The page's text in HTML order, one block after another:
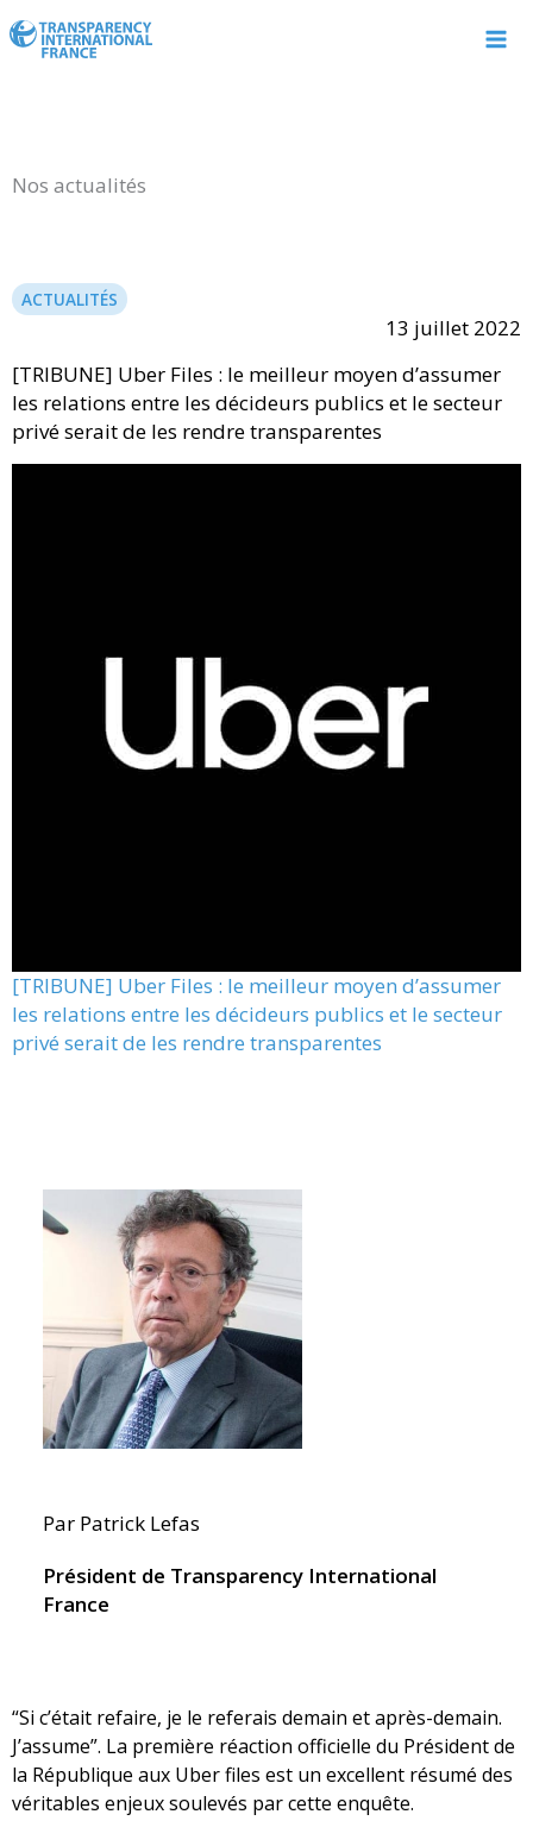
au
Nos actualités
ACTUALITÉS
13 juillet 2022
[TRIBUNE] Uber Files : le meilleur moyen d’assumer
les relations entre les décideurs publics et le secteur
privé serait de les rendre transparentes
[TRIBUNE] Uber Files : le meilleur moyen d’assumer
les relations entre les décideurs publics et le secteur
privé serait de les rendre transparentes
Par Patrick Lefas
Président de Transparency International
France
“Si c’était refaire, je le referais demain et après-demain.
J’assume”. La première réaction officielle du Président de
la République aux Uber files est un excellent résumé des
véritables enjeux soulevés par cette enquête.